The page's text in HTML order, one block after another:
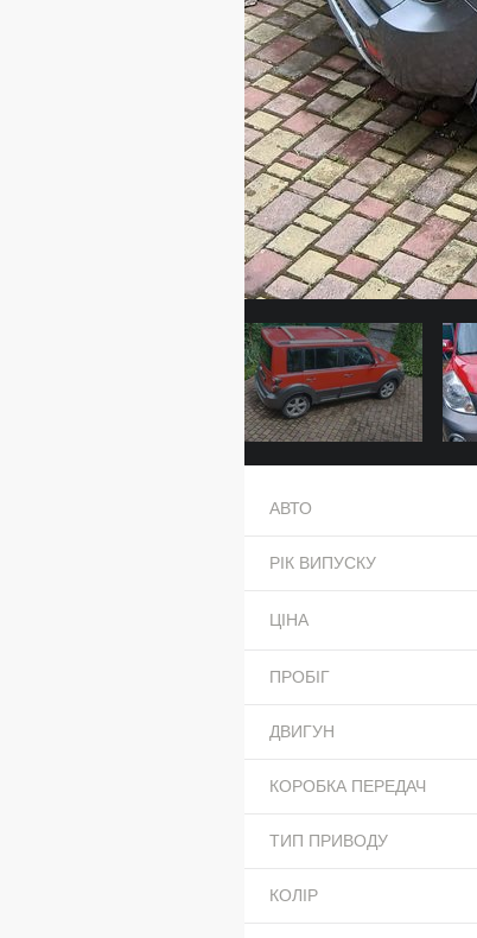
АВТО
РІК ВИПУСКУ
ЦІНА
ПРОБІГ
ДВИГУН
КОРОБКА ПЕРЕДАЧ
ТИП ПРИВОДУ
КОЛІР